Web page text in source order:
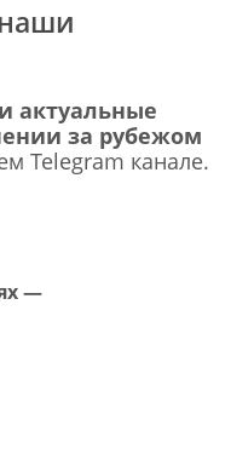
актуальные
за рубежом
Telegram канале.
—